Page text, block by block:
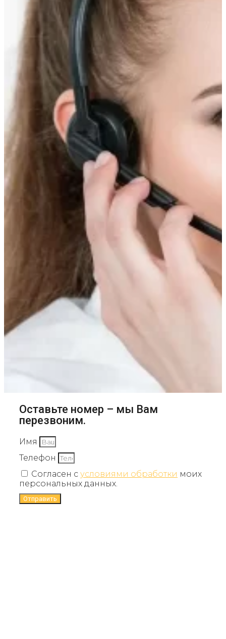
Оставьте номер – мы Вам
перезвоним.
Имя
Телефон
Согласен с условиями обработки моих
персональных данных.
Отправить